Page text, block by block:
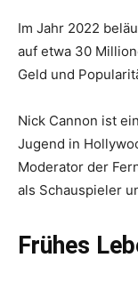
Im Jahr 2022
auf etwa 30
Geld und
Nick Cannon ist
Jugend in
Moderator der
als Schauspieler
Frühes